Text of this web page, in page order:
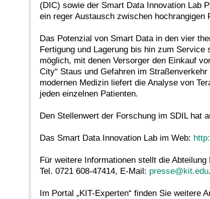
(DIC) sowie der Smart Data Innovation Lab
ein reger Austausch zwischen
Das Potenzial von Smart Data in den vier
Fertigung und Lagerung bis hin zum
möglich, mit denen Versorger den Einkauf
City“ Staus und Gefahren im
modernen Medizin liefert die Analyse von
jeden einzelnen Patienten.
Den Stellenwert der Forschung im SDIL hat
Das Smart Data Innovation Lab im Web:
Für weitere Informationen stellt die
Tel. 0721 608-47414, E-Mail: presse@kit.edu.
Im Portal „KIT-Experten“ finden Sie weitere